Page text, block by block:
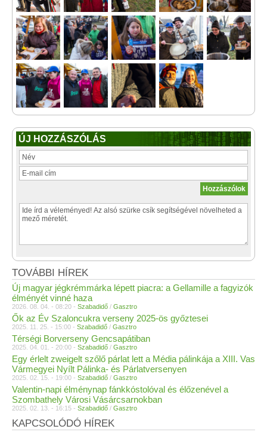
ÚJ HOZZÁSZÓLÁS
TOVÁBBI HÍREK
Új magyar jégkrémmárka lépett piacra: a Gellamille a fagyizók
élményét vinné haza
2026. 08. 04. - 08:20 - Szabadidő / Gasztro
Ők az Év Szaloncukra verseny 2025-ös győztesei
2025. 11. 25. - 15:00 - Szabadidő / Gasztro
Térségi Borverseny Gencsapátiban
2025. 04. 01. - 20:00 - Szabadidő / Gasztro
Egy érlelt zweigelt szőlő párlat lett a Média pálinkája a XIII. Vas
Vármegyei Nyílt Pálinka- és Párlatversenyen
2025. 02. 15. - 19:00 - Szabadidő / Gasztro
Valentin-napi élménynap fánkkóstolóval és élőzenével a
Szombathely Városi Vásárcsarnokban
2025. 02. 13. - 16:15 - Szabadidő / Gasztro
KAPCSOLÓDÓ HÍREK